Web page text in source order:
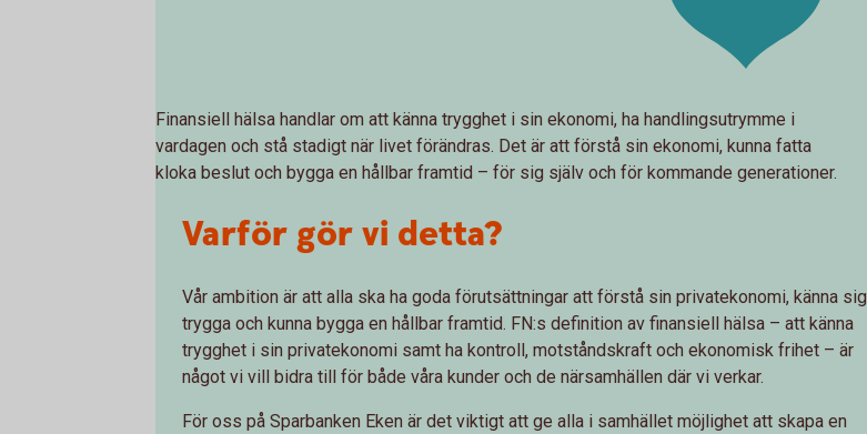
Varför gör vi detta?
Vår ambition är att alla ska ha goda förutsättningar att förstå sin privatekonomi, känna sig
trygga och kunna bygga en hållbar framtid. FN:s definition av finansiell hälsa – att känna
trygghet i sin privatekonomi samt ha kontroll, motståndskraft och ekonomisk frihet – är
något vi vill bidra till för både våra kunder och de närsamhällen där vi verkar.
För oss på Sparbanken Eken är det viktigt att ge alla i samhället möjlighet att skapa en
Finansiell hälsa handlar om att känna trygghet i sin ekonomi, ha handlingsutrymme i
vardagen och stå stadigt när livet förändras. Det är att förstå sin ekonomi, kunna fatta
kloka beslut och bygga en hållbar framtid – för sig själv och för kommande generationer.